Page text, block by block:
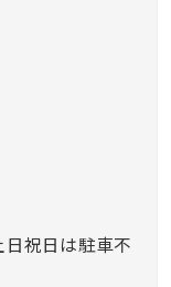
祝日は駐車不